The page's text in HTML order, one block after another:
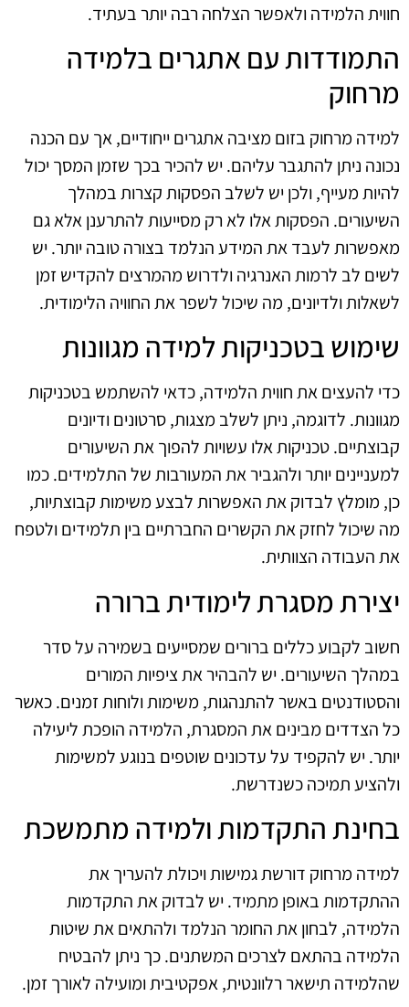
חווית הלמידה ולאפשר הצלחה רבה יותר בעתיד.
התמודדות עם אתגרים בלמידה
מרחוק
למידה מרחוק בזום מציבה אתגרים ייחודיים, אך עם הכנה
נכונה ניתן להתגבר עליהם. יש להכיר בכך שזמן המסך יכול
להיות מעייף, ולכן יש לשלב הפסקות קצרות במהלך
השיעורים. הפסקות אלו לא רק מסייעות להתרענן אלא גם
מאפשרות לעבד את המידע הנלמד בצורה טובה יותר. יש
לשים לב לרמות האנרגיה ולדרוש מהמרצים להקדיש זמן
לשאלות ולדיונים, מה שיכול לשפר את החוויה הלימודית.
שימוש בטכניקות למידה מגוונות
כדי להעצים את חווית הלמידה, כדאי להשתמש בטכניקות
מגוונות. לדוגמה, ניתן לשלב מצגות, סרטונים ודיונים
קבוצתיים. טכניקות אלו עשויות להפוך את השיעורים
למעניינים יותר ולהגביר את המעורבות של התלמידים. כמו
כן, מומלץ לבדוק את האפשרות לבצע משימות קבוצתיות,
מה שיכול לחזק את הקשרים החברתיים בין תלמידים ולטפח
את העבודה הצוותית.
יצירת מסגרת לימודית ברורה
חשוב לקבוע כללים ברורים שמסייעים בשמירה על סדר
במהלך השיעורים. יש להבהיר את ציפיות המורים
והסטודנטים באשר להתנהגות, משימות ולוחות זמנים. כאשר
כל הצדדים מבינים את המסגרת, הלמידה הופכת ליעילה
יותר. יש להקפיד על עדכונים שוטפים בנוגע למשימות
ולהציע תמיכה כשנדרשת.
בחינת התקדמות ולמידה מתמשכת
למידה מרחוק דורשת גמישות ויכולת להעריך את
ההתקדמות באופן מתמיד. יש לבדוק את התקדמות
הלמידה, לבחון את החומר הנלמד ולהתאים את שיטות
הלמידה בהתאם לצרכים המשתנים. כך ניתן להבטיח
שהלמידה תישאר רלוונטית, אפקטיבית ומועילה לאורך זמן.